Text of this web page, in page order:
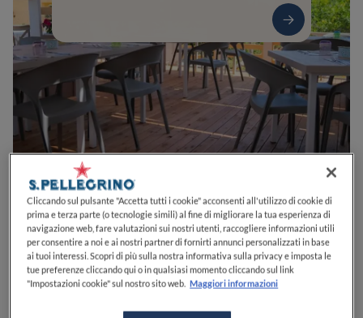
0
Str. Litorale della Bruca, 190010Altavilla MiliciaPAItalia
Cliccando sul pulsante "Accetta tutti i cookie" acconsenti all'utilizzo di cookie di
prima e terza parte (o tecnologie simili) al fine di migliorare la tua esperienza di
navigazione web, fare valutazioni sui nostri utenti, raccogliere informazioni utili
per consentire a noi e ai nostri partner di fornirti annunci personalizzati in base
ai tuoi interessi. Scopri di più sulla nostra informativa sulla privacy e imposta le
tue preferenze cliccando qui o in qualsiasi momento cliccando sul link
"Impostazioni cookie" sul nostro sito web. Maggiori informazioni